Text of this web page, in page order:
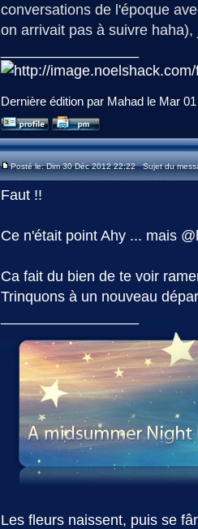
conversations de l'époque
on arrivait pas à suivre
Dernière édition par Mahad le Mar
Posté le: Dim 30 Déc 2012 22:22 Sujet du
Faut !!
Ce n'était point Ahy ... mais
Ca fait du bien de te voir
Trinquons à un nouveau
Les fleurs naissent, puis se